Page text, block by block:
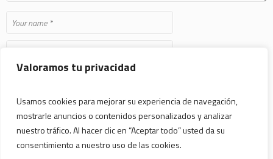
Valoramos tu privacidad
Usamos cookies para mejorar su experiencia de navegación,
mostrarle anuncios o contenidos personalizados y analizar
nuestro tráfico. Al hacer clic en “Aceptar todo” usted da su
consentimiento a nuestro uso de las cookies.
comment.